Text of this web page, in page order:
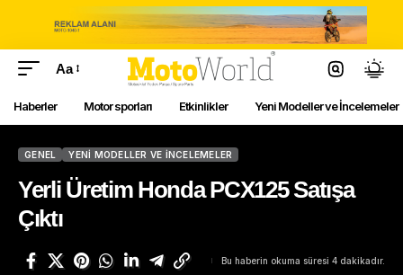
Aa
Haberler Motor sporları Etkinlikler Yeni Modeller ve İncelemeler
GENEL YENI MODELLER VE İNCELEMELER
Yerli Üretim Honda PCX125 Satışa
Çıktı
Bu haberin okuma süresi 4 dakikadır.